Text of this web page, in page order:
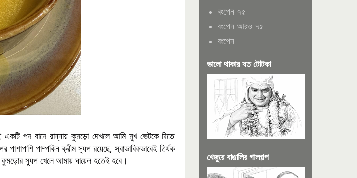
পদ বাদে রান্নায় কুমড়ো দেখলে আমি মুখ ভেটকে দিতে
পাশাপাশি পাম্পকিন ক্রীম স্যুপ রয়েছে, স্বাভাবিকভাবেই তির্যক
কুমড়োর স্যুপ খেলে আমায় ঘায়েল হতেই হবে।
বংপেন ৭৫
বংপেন আরও ৭৫
বংপেন
ভালো থাকার যত টোটকা
খেজুরে বাঙালির গালগল্প